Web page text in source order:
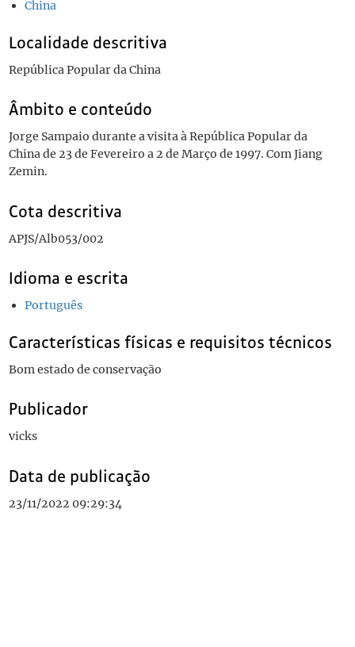
China
Localidade descritiva
República Popular da China
Âmbito e conteúdo
Jorge Sampaio durante a visita à República Popular da
China de 23 de Fevereiro a 2 de Março de 1997. Com Jiang
Zemin.
Cota descritiva
APJS/Alb053/002
Idioma e escrita
Português
Características físicas e requisitos técnicos
Bom estado de conservação
Publicador
vicks
Data de publicação
23/11/2022 09:29:34